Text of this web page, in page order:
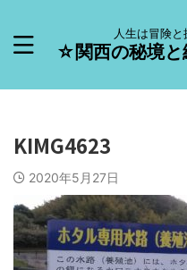
人生は冒険と
☆関西の秘境
KIMG4623
2020年5月27日